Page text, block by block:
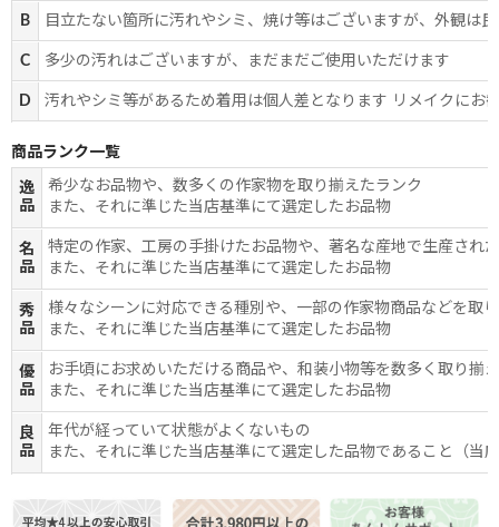
B 目立たない箇所に汚れやシミ、焼け等はございますが、外観は
C 多少の汚れはございますが、まだまだご使用いただけます
D 汚れやシミ等があるため着用は個人差となります リメイクにお
商品ランク一覧
逸
品
希少なお品物や、数多くの作家物を取り揃えたランク
また、それに準じた当店基準にて選定したお品物
名
品
特定の作家、工房の手掛けたお品物や、著名な産地で生産され
また、それに準じた当店基準にて選定したお品物
秀
品
様々なシーンに対応できる種別や、一部の作家物商品などを取
また、それに準じた当店基準にて選定したお品物
優
品
お手頃にお求めいただける商品や、和装小物等を数多く取り揃
また、それに準じた当店基準にて選定したお品物
良
品
年代が経っていて状態がよくないもの
また、それに準じた当店基準にて選定した品物であること（当